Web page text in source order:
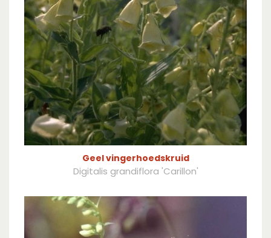
Geel vingerhoedskruid
Digitalis grandiflora 'Carillon'